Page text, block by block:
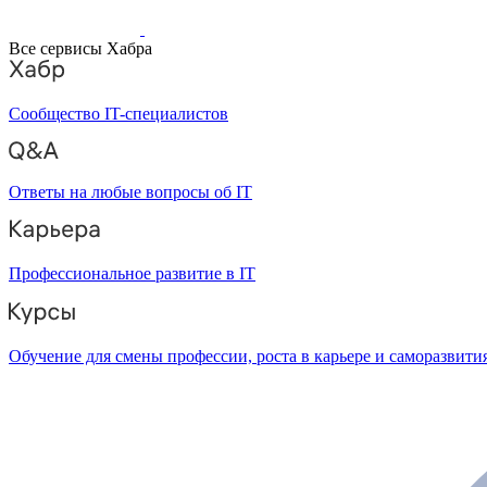
Все сервисы Хабра
Сообщество IT-специалистов
Ответы на любые вопросы об IT
Профессиональное развитие в IT
Обучение для смены профессии, роста в карьере и